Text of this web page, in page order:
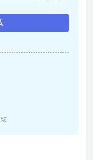
馈